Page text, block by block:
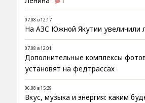
07.08 в 12:17
На АЗС Южной Якутии увеличили
07.08 в 12:01
Дополнительные комплексы
установят на федтрассах
06.08 в 15:39
Вкус, музыка и энергия: каким